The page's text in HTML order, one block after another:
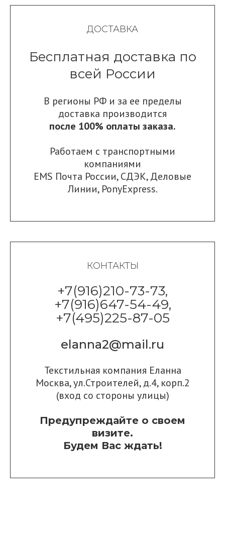
ДОСТАВКА
Бесплатная доставка по
всей России
В регионы РФ и за ее пределы
доставка производится
после 100% оплаты заказа.
Работаем с транспортными
компаниями
EMS Почта России,СДЭК,Деловые
Линии, PonyExpress.
КОНТАКТЫ
+7(916)210-73-73,
+7(916)647-54-49,
+7(495)225-87-05
elanna2@mail.ru
Текстильная компания Еланна
Москва, ул.Строителей, д.4, корп.2
(вход со стороны улицы)
Предупреждайте о своем
визите.
Будем Вас ждать!